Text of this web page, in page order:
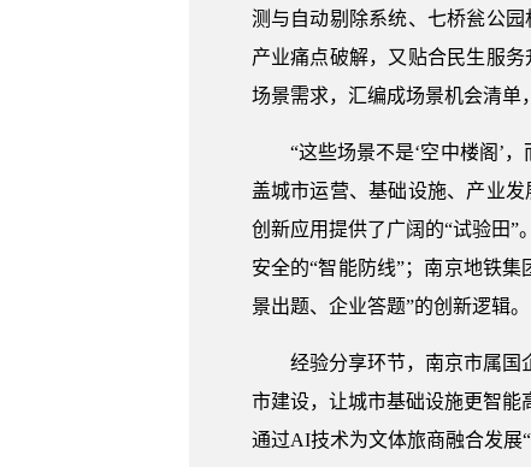
测与自动剔除系统、七桥瓮公
产业痛点破解，又贴合民生服
场景需求，汇编成场景机会清单
“这些场景不是‘空中楼阁’
盖城市运营、基础设施、产业
创新应用提供了广阔的“试验田
安全的“智能防线”；南京地铁
景出题、企业答题”的创新逻辑。
经验分享环节，南京市属国
市建设，让城市基础设施更智能
通过AI技术为文体旅商融合发展